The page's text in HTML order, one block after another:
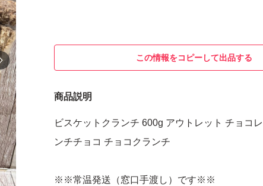
この情報をコピーして出品する
商品説明
ビスケットクランチ 600g アウトレット チョコ
ンチチョコ チョコクランチ
※※常温発送（窓口手渡し）です※※